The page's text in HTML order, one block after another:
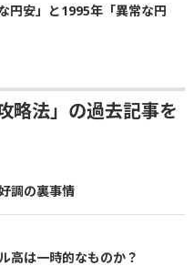
円安」と1995年「異常な円
略法」の過去記事を
調の裏事情
高は一時的なものか？